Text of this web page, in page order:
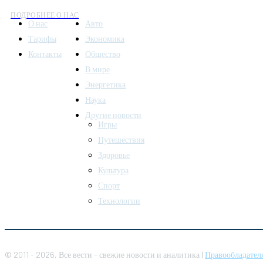
ПОДРОБНЕЕ О НАС
О нас
Тарифы
Контакты
Авто
Экономика
Общество
В мире
Энергетика
Наука
Другие новости
Игры
Путешествия
Здоровье
Культура
Спорт
Технологии
© 2011 - 2026, Все вести - свежие новости и аналитика |